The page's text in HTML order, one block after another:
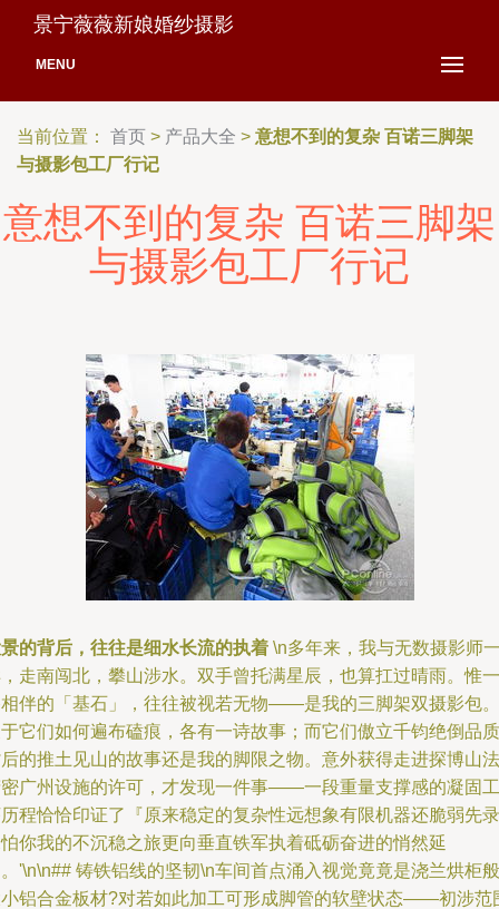
景宁薇薇新娘婚纱摄影
MENU
当前位置： 首页 > 产品大全 > 意想不到的复杂 百诺三脚架
与摄影包工厂行记
意想不到的复杂 百诺三脚架
与摄影包工厂行记
的背后，往往是细水长流的执着 \n多年来，我与无数摄影师
走南闯北，攀山涉水。双手曾托满星辰，也算扛过晴雨。惟一
伴的「基石」，往往被视若无物——是我的三脚架双摄影包。
它们如何遍布磕痕，各有一诗故事；而它们傲立千钧绝倒品质
的推土见山的故事还是我的脚限之物。意外获得走进探博山法
广州设施的许可，才发现一件事——一段重量支撑感的凝固工
程恰恰印证了『原来稳定的复杂性远想象有限机器还脆弱先录
你我的不沉稳之旅更向垂直铁军执着砥砺奋进的悄然延
'\n\n## 铸铁铝线的坚韧\n车间首点涌入视觉竟竟是浇兰烘柜般
铝合金板材?对若如此加工可形成脚管的软壁状态――初涉范